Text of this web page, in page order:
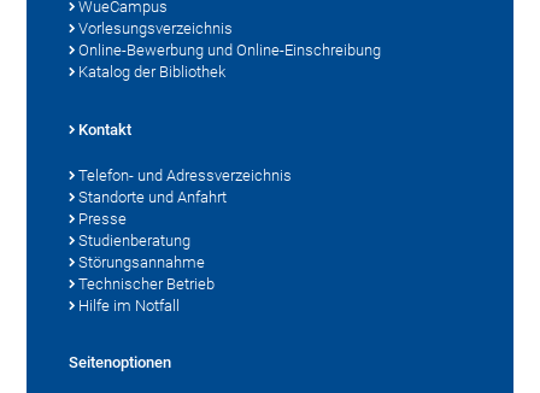
WueCampus
Vorlesungsverzeichnis
Online-Bewerbung und Online-Einschreibung
Katalog der Bibliothek
Kontakt
Telefon- und Adressverzeichnis
Standorte und Anfahrt
Presse
Studienberatung
Störungsannahme
Technischer Betrieb
Hilfe im Notfall
Seitenoptionen